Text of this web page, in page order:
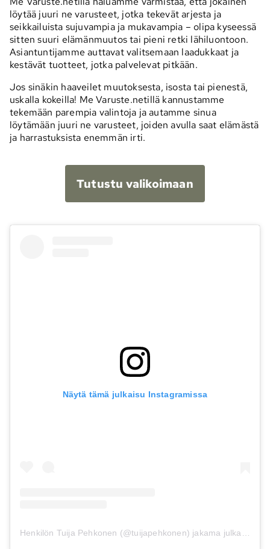
löytää juuri ne varusteet, jotka tekevät arjesta ja
seikkailuista sujuvampia ja mukavampia – olipa kyseessä
sitten suuri elämänmuutos tai pieni retki lähiluontoon.
Asiantuntijamme auttavat valitsemaan laadukkaat ja
kestävät tuotteet, jotka palvelevat pitkään.
Jos sinäkin haaveilet muutoksesta, isosta tai pienestä,
uskalla kokeilla! Me Varuste.netillä kannustamme
tekemään parempia valintoja ja autamme sinua
löytämään juuri ne varusteet, joiden avulla saat elämästä
ja harrastuksista enemmän irti.
Tutustu valikoimaan
Näytä tämä julkaisu Instagramissa